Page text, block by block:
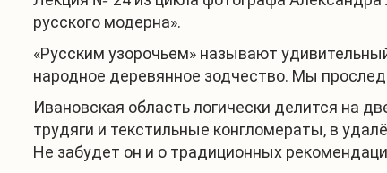
русского модерна».
«Русским узорочьем» называют
народное деревянное зодчество. Мы
Ивановская область логически делится на
трудяги и текстильные конгломераты, в
Не забудет он и о традиционных